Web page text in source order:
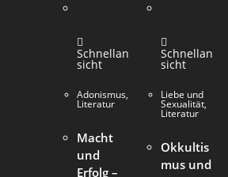
Schnellan
sicht
Adonismus,
Literatur
Macht
und
Erfolg –
Schnellan
sicht
Liebe und
Sexualität,
Literatur
Okkultis
mus und